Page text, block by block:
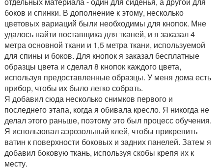
боков и спинки. В дополнение к этому, несколько
цветовых вариаций были необходимы для кнопок. Мне
удалось найти поставщика для тканей, и я заказал 4
метра основной ткани и 1,5 метра ткани, используемой
для спины и боков. Для кнопок я заказал бесплатные
образцы цвета и сделал 8 кнопок каждого цвета,
используя предоставленные образцы. У меня дома есть
прибор, чтобы их было легко собрать.
Я добавил сюда несколько снимков первого и
последнего этапа, когда я обивала кресло. Я никогда не
делал этого раньше, поэтому это был процесс обучения.
Я использовал аэрозольный клей, чтобы прикрепить
ватин к поверхности боковых и задних панелей. Затем я
добавил боковую ткань, используя скобы крепя их к
месту.